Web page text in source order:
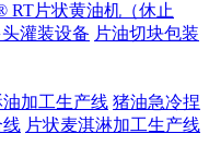
RT片状黄油机（休止
灌装设备 片油切块包装
油加工生产线 猪油急冷捏
线 片状麦淇淋加工生产线